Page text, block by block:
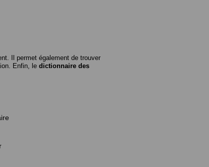
Il permet également de trouver
Enfin, le dictionnaire des